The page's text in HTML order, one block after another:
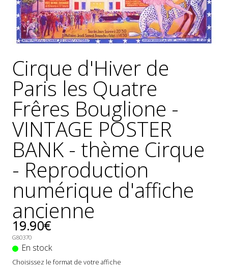
GÉNÉRALES
DE
VENTE
POLITIQUE
DE
CONFIDENTIALITÉ
JALONS
POUR
UNE
HISTOIRE
DE
L'AFFICHE
PUBLICITAIRE
FRANÇAISE
0
Cirque d'Hiver de
Paris les Quatre
Frêres Bouglione -
VINTAGE POSTER
BANK - thème Cirque
- Reproduction
numérique d'affiche
ancienne
19.90€
G80370
En stock
Choisissez le format de votre affiche